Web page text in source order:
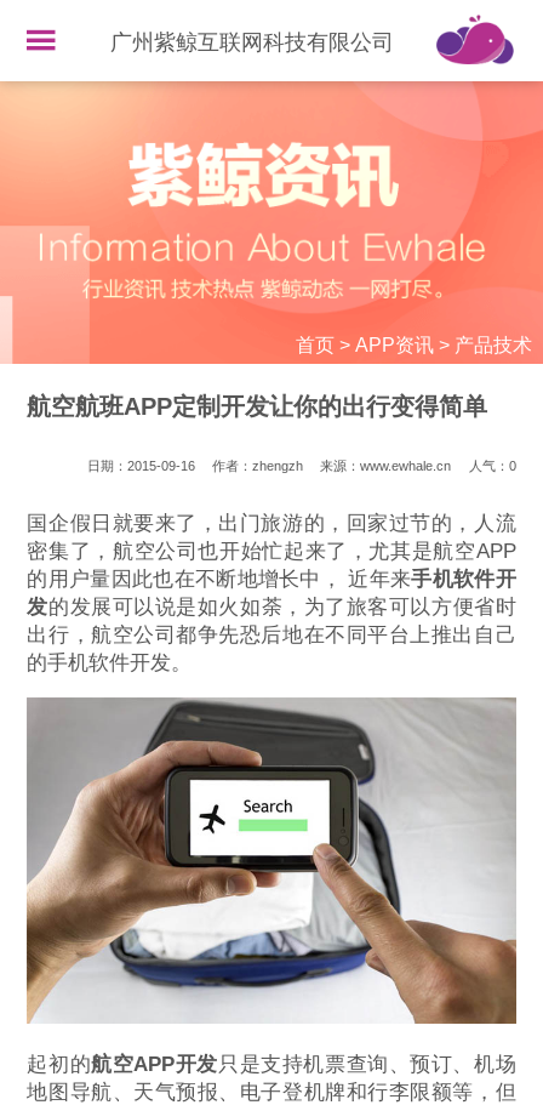
广州紫鲸互联网科技有限公司
首页> APP资讯> 产品技术
航空航班APP定制开发让你的出行变得简单
日期：2015-09-16 作者：zhengzh 来源：www.ewhale.cn 人气： 0
国企假日就要来了，出门旅游的，回家过节的，人流
密集了，航空公司也开始忙起来了，尤其是航空APP
的用户量因此也在不断地增长中， 近年来手机软件开
发的发展可以说是如火如荼，为了旅客可以方便省时
出行，航空公司都争先恐后地在不同平台上推出自己
的手机软件开发。
起初的航空APP开发 只是支持机票查询、预订、机场
地图导航、天气预报、电子登机牌和行李限额等，但